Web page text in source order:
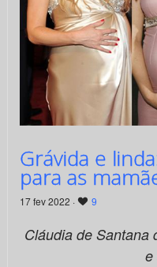
Grávida e
para as
17 fev 2022 · 9
Cláudia de Santana
e